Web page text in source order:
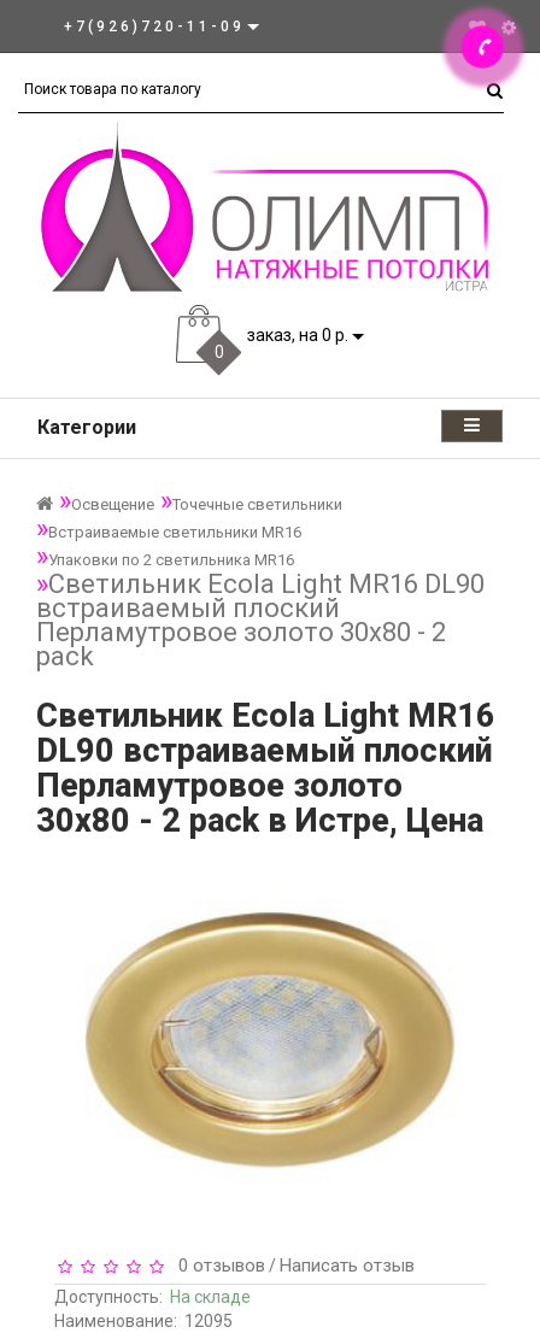
+7(926)720-11-09
0
заказ, на 0 р.
Категории
Освещение
Точечные светильники
Встраиваемые светильники MR16
Упаковки по 2 светильника MR16
Светильник Ecola Light MR16 DL90
встраиваемый плоский
Перламутровое золото 30x80 - 2
pack
Светильник Ecola Light MR16
DL90 встраиваемый плоский
Перламутровое золото
30x80 - 2 pack в Истре, Цена
0 отзывов /Написать отзыв
Доступность: На складе
Наименование: 12095